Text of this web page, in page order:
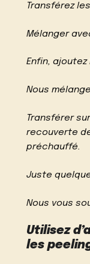
Transférez
Mélanger
Enfin, ajoutez
Nous
Transférer
recouverte
préchauffé.
Juste
Nous vous
Utilisez
les